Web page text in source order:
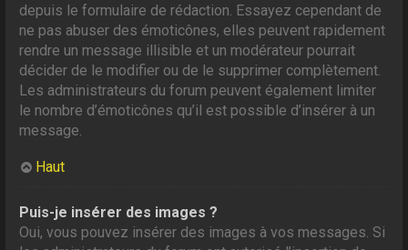
depuis le formulaire de rédaction. Essayez cependant de
ne pas abuser des émoticônes, elles peuvent rapidement
rendre un message illisible et un modérateur pourrait
décider de le modifier ou de le supprimer complètement.
Les administrateurs du forum peuvent également limiter
le nombre d’émoticônes qu’il est possible d’insérer à un
message.
Haut
Puis-je insérer des images ?
Oui, vous pouvez insérer des images à vos messages. Si